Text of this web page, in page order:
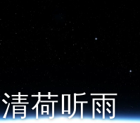
清荷听雨